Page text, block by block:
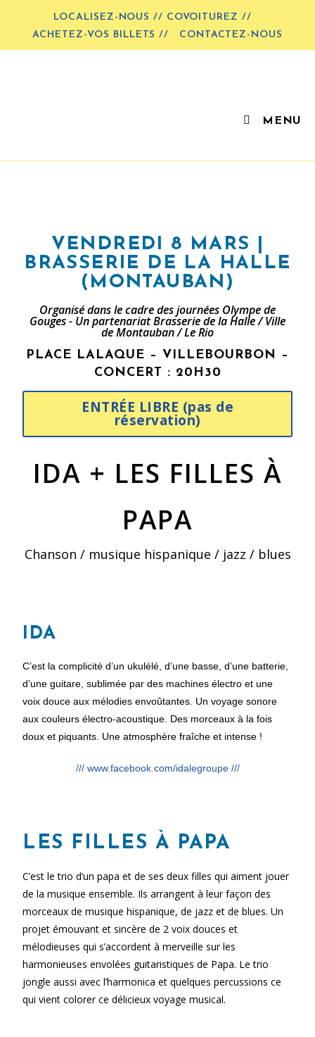
LOCALISEZ-NOUS // COVOITUREZ //
ACHETEZ-VOS BILLETS //
CONTACTEZ-NOUS
MENU
VENDREDI 8 MARS |
BRASSERIE DE LA HALLE
(MONTAUBAN)
Organisé dans le cadre des journées Olympe de
Gouges - Un partenariat Brasserie de la Halle / Ville
de Montauban / Le Rio
PLACE LALAQUE – VILLEBOURBON –
CONCERT : 20H30
ENTRÉE LIBRE (pas de
réservation)
IDA + LES FILLES À
PAPA
Chanson / musique hispanique / jazz / blues
IDA
C’est la complicité d’un ukulélé, d’une basse, d’une batterie,
d’une guitare, sublimée par des machines électro et une
voix douce aux mélodies envoûtantes. Un voyage sonore
aux couleurs électro-acoustique. Des morceaux à la fois
doux et piquants. Une atmosphère fraîche et intense !
/// www.facebook.com/idalegroupe ///
LES FILLES À PAPA
C’est le trio d’un papa et de ses deux filles qui aiment jouer
de la musique ensemble. Ils arrangent à leur façon des
morceaux de musique hispanique, de jazz et de blues. Un
projet émouvant et sincère de 2 voix douces et
mélodieuses qui s’accordent à merveille sur les
harmonieuses envolées guitaristiques de Papa. Le trio
jongle aussi avec l’harmonica et quelques percussions ce
qui vient colorer ce délicieux voyage musical.